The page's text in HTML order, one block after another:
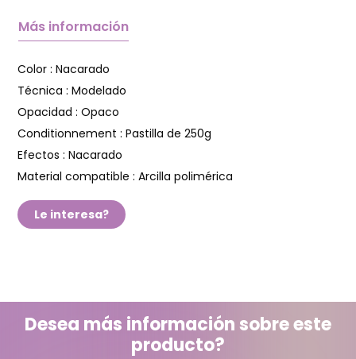
Más información
Color : Nacarado
Técnica : Modelado
Opacidad : Opaco
Conditionnement : Pastilla de 250g
Efectos : Nacarado
Material compatible : Arcilla polimérica
Le interesa?
Desea más información sobre este
producto?